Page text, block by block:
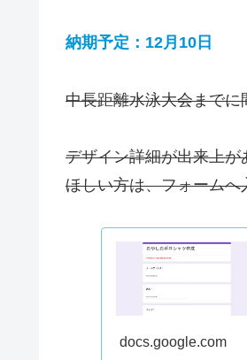
納期予定：12月10日
中長距離水泳大会まで
デザイン詳細が出来上
ほしい方は、フォーム
docs.google.com